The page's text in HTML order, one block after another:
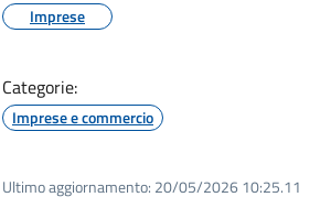
Imprese
Categorie:
Imprese e commercio
Ultimo aggiornamento: 20/05/2026 10:25.11